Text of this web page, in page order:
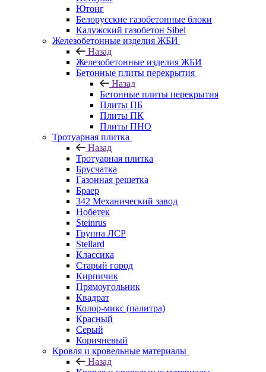
Ютонг
Белорусские газобетонные блоки
Калужский газобетон Sibel
Железобетонные изделия ЖБИ
Назад
Железобетонные изделия ЖБИ
Бетонные плиты перекрытия
Назад
Бетонные плиты перекрытия
Плиты ПБ
Плиты ПК
Плиты ПНО
Тротуарная плитка
Назад
Тротуарная плитка
Брусчатка
Газонная решетка
Браер
342 Механический завод
Нобетек
Steinrus
Группа ЛСР
Stellard
Классика
Старый город
Кирпичик
Прямоугольник
Квадрат
Колор-микс (палитра)
Красный
Серый
Коричневый
Кровля и кровельные материалы
Назад